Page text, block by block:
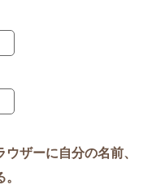
ザーに自分の名前、